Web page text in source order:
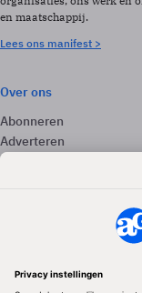
en maatschappij.
Lees ons manifest >
Over ons
Abonneren
Adverteren
Contact